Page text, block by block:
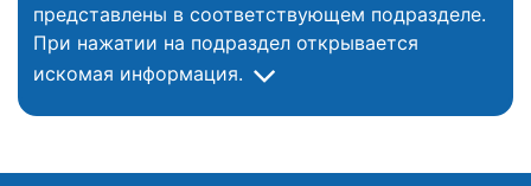
представлены в соответствующем подразделе.
При нажатии на подраздел открывается
искомая информация.